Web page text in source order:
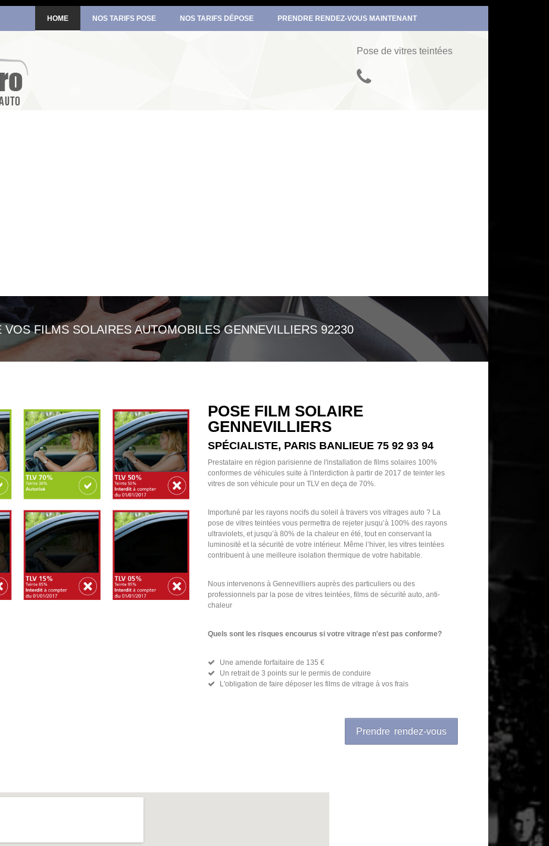
HOME NOS TARIFS POSE NOS TARIFS DÉPOSE PRENDRE RENDEZ-VOUS MAINTENANT
Pose de vitres teintées
VOS FILMS SOLAIRES AUTOMOBILES GENNEVILLIERS 92230
POSE FILM SOLAIRE
GENNEVILLIERS
SPÉCIALISTE, PARIS BANLIEUE 75 92 93 94
Prestataire en région parisienne de l'installation de films solaires 100%
conformes de véhicules suite à l'interdiction à partir de 2017 de teinter les
vitres de son véhicule pour un TLV en deça de 70%.
Importuné par les rayons nocifs du soleil à travers vos vitrages auto ? La
pose de vitres teintées vous permettra de rejeter jusqu’à 100% des rayons
ultraviolets, et jusqu’à 80% de la chaleur en été, tout en conservant la
luminosité et la sécurité de votre intérieur. Même l’hiver, les vitres teintées
contribuent à une meilleure isolation thermique de votre habitable.
Nous intervenons à Gennevilliers auprès des particuliers ou des
professionnels par la pose de vitres teintées, films de sécurité auto, anti-
chaleur
Quels sont les risques encourus si votre vitrage n'est pas conforme?
Une amende forfaitaire de 135 €
Un retrait de 3 points sur le permis de conduire
L'obligation de faire déposer les films de vitrage à vos frais
Prendre rendez-vous